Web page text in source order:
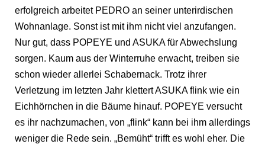
erfolgreich arbeitet PEDRO an seiner unterirdischen
Wohnanlage. Sonst ist mit ihm nicht viel anzufangen.
Nur gut, dass POPEYE und ASUKA für Abwechslung
sorgen. Kaum aus der Winterruhe erwacht, treiben sie
schon wieder allerlei Schabernack. Trotz ihrer
Verletzung im letzten Jahr klettert ASUKA flink wie ein
Eichhörnchen in die Bäume hinauf. POPEYE versucht
es ihr nachzumachen, von „flink“ kann bei ihm allerdings
weniger die Rede sein. „Bemüht“ trifft es wohl eher. Die